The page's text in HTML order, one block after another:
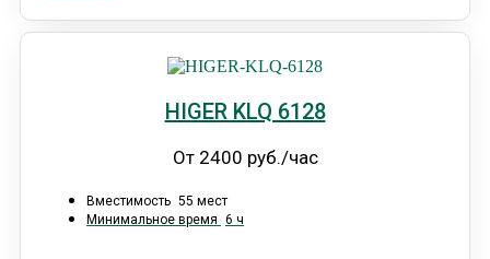
HIGER KLQ 6128
От 2400 руб./час
Вместимость 55 мест
Минимальное время 6 ч